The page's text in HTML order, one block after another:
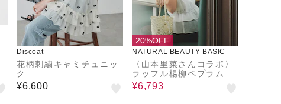
Discoat
花柄刺繍キャミチュニッ
ク
¥6,600
20%OFF
NATURAL BEAUTY BASIC
〈山本里菜さんコラボ〉
ラッフル楊柳ペプラムブ
ラウス
¥6,793